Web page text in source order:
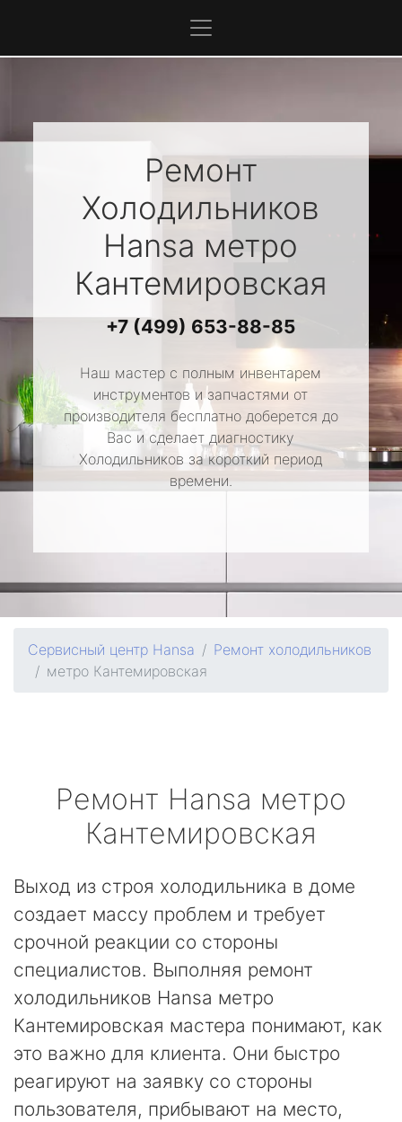
Ремонт
Холодильников
Hansa метро
Кантемировская
+7 (499) 653-88-85
Наш мастер с полным инвентарем
инструментов и запчастями от
производителя бесплатно доберется до
Вас и сделает диагностику
Холодильников за короткий период
времени.
Сервисный центр Hansa
Ремонт холодильников
метро Кантемировская
Ремонт Hansa метро
Кантемировская
Выход из строя холодильника в доме
создает массу проблем и требует
срочной реакции со стороны
специалистов. Выполняя ремонт
холодильников Hansa метро
Кантемировская мастера понимают, как
это важно для клиента. Они быстро
реагируют на заявку со стороны
пользователя, прибывают на место,